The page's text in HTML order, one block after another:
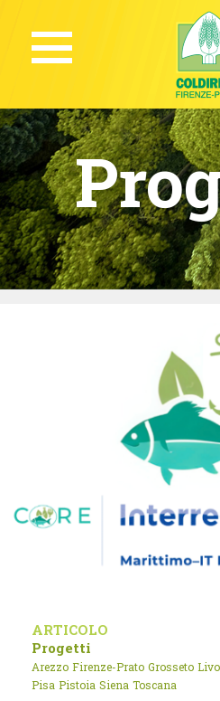
ARTICOLO
Progetti
Arezzo Firenze-Prato Grosseto
Pisa Pistoia Siena Toscana